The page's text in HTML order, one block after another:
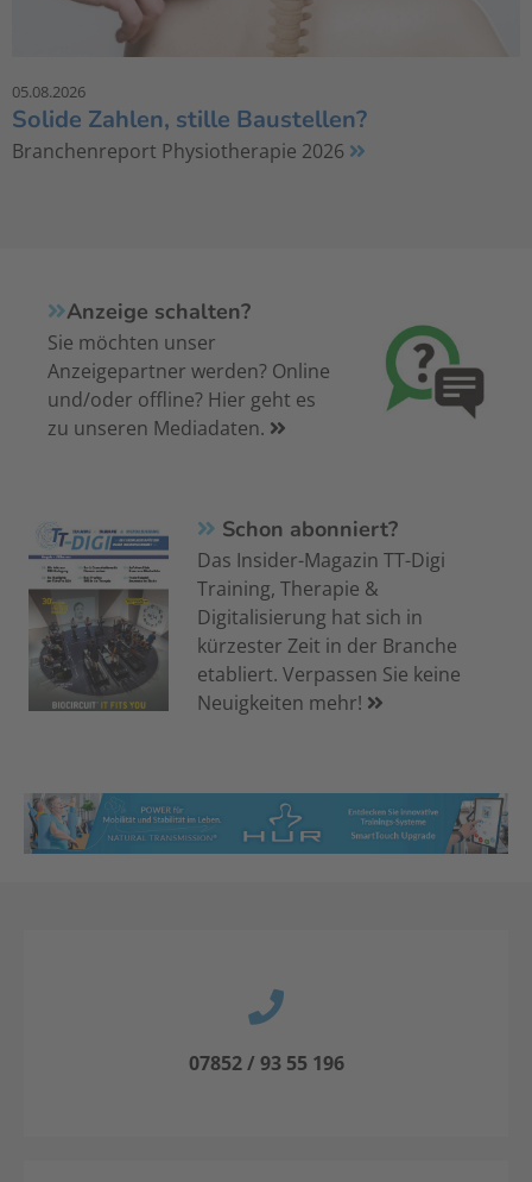
05.08.2026
Solide Zahlen, stille Baustellen?
Branchenreport Physiotherapie 2026
Anzeige schalten?
Sie möchten unser
Anzeigepartner werden? Online
und/oder offline? Hier geht es
zu unseren Mediadaten.
Schon abonniert?
Das Insider-Magazin TT-Digi
Training, Therapie &
Digitalisierung hat sich in
kürzester Zeit in der Branche
etabliert. Verpassen Sie keine
Neuigkeiten mehr!
07852 / 93 55 196